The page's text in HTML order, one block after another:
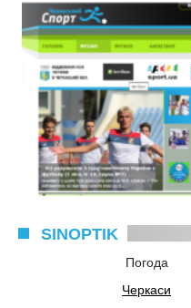
SINOPTIK
Погода
Черкаси